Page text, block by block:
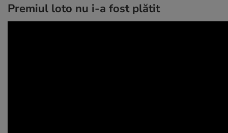
Premiul loto nu i-a fost plătit